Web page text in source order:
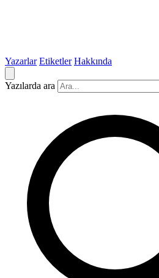
Yazarlar Etiketler Hakkında
Yazılarda ara